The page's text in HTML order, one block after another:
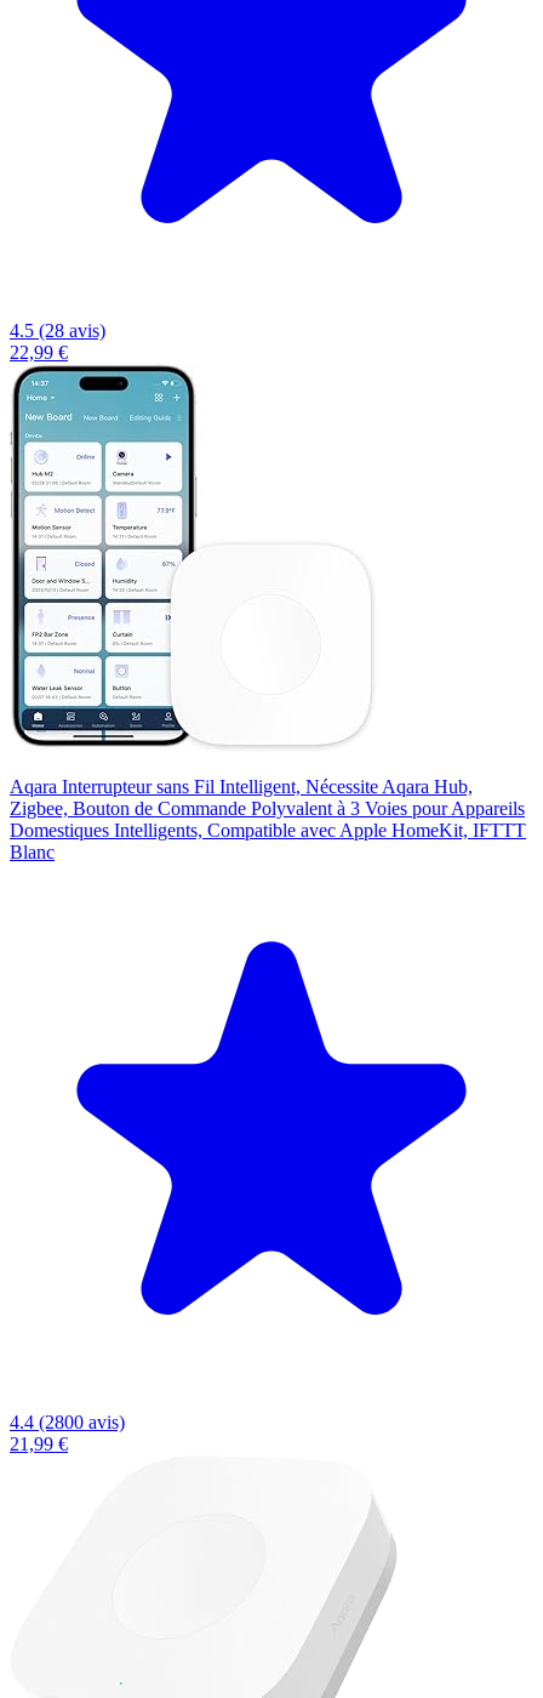
4.5 (28 avis)
22,99 €
Aqara Interrupteur sans Fil Intelligent, Nécessite Aqara Hub,
Zigbee, Bouton de Commande Polyvalent à 3 Voies pour Appareils
Domestiques Intelligents, Compatible avec Apple HomeKit, IFTTT
Blanc
4.4 (2800 avis)
21,99 €